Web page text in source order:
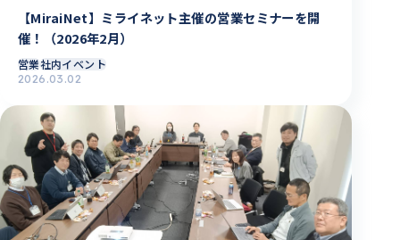
【MiraiNet】ミライネット主催の営業セミナーを開
催！（2026年2月）
営業社内イベント
2026.03.02